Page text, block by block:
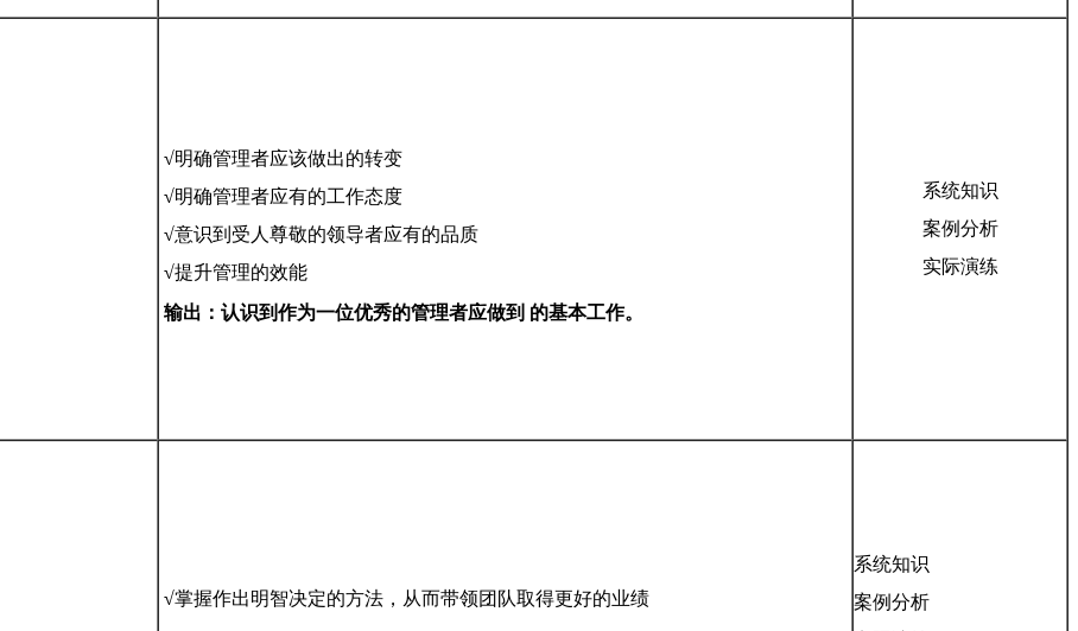
√明确管理者应该做出的转变
√明确管理者应有的工作态度
√意识到受人尊敬的领导者应有的品质
√提升管理的效能
输出：认识到作为一位优秀的管理者应做到 的基本工作。
系统知识
案例分析
实际演练
√掌握作出明智决定的方法，从而带领团队取得更好的业绩
系统知识
案例分析